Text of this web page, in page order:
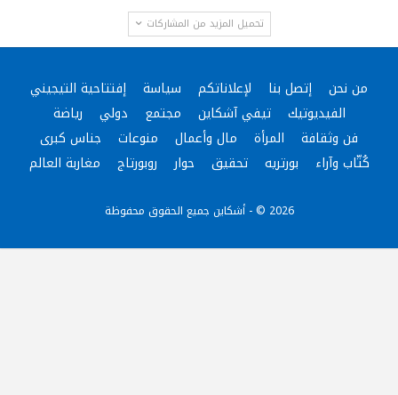
تحميل المزيد من المشاركات
من نحن إتصل بنا لإعلاناتكم سياسة
إفتتاحية التيجيني
الفيديوتيك
تيفي آشكاين مجتمع دولي
رياضة
فن وثقافة
المرأة مال وأعمال منوعات
جناس كبرى
كُتّاب وآراء
بورتريه تحقيق حوار روبورتاج مغاربة العالم
2026 © - أشكاين جميع الحقوق محفوظة